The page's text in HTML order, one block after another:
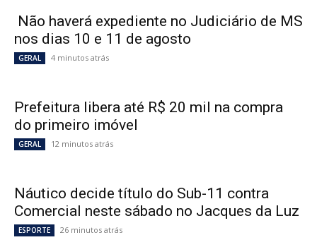
Não haverá expediente no Judiciário de MS
nos dias 10 e 11 de agosto
GERAL 4 minutos atrás
Prefeitura libera até R$ 20 mil na compra
do primeiro imóvel
GERAL 12 minutos atrás
Náutico decide título do Sub-11 contra
Comercial neste sábado no Jacques da Luz
ESPORTE 26 minutos atrás